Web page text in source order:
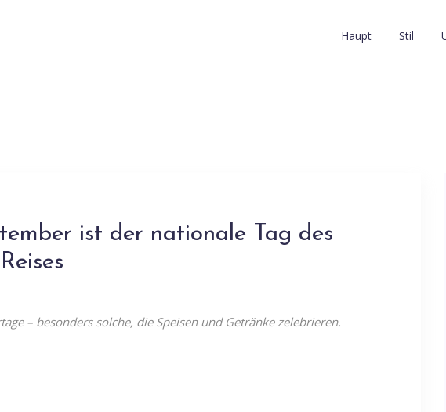
Haupt Stil
ist der nationale Tag des
– besonders solche, die Speisen und Getränke zelebrieren.